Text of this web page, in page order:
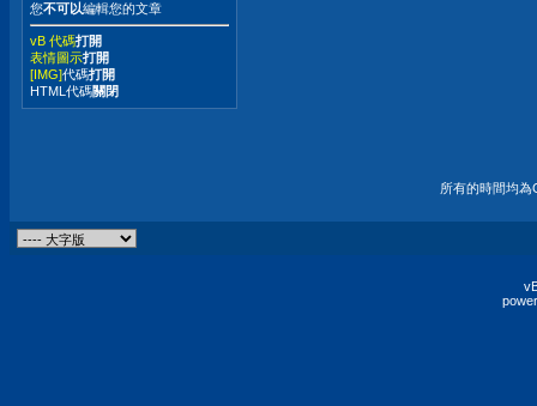
您不可以編輯您的文章
vB 代碼打開
表情圖示打開
[IMG]代碼打開
HTML代碼關閉
所有的時間均為